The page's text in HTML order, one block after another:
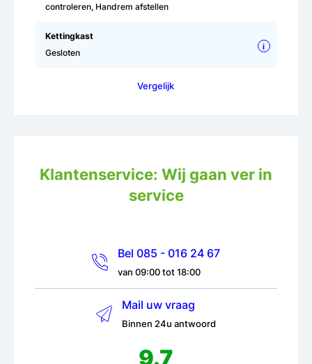
controleren, Handrem afstellen
Kettingkast
Gesloten
i
Vergelijk
Klantenservice: Wij gaan ver in
service
Bel 085 - 016 24 67
van 09:00 tot 18:00
Mail uw vraag
Binnen 24u antwoord
9.7